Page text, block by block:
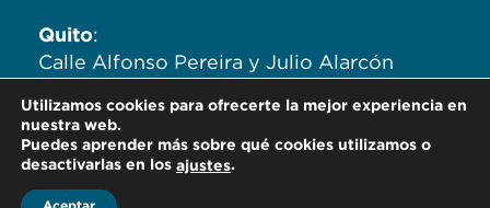
Quito:
Calle Alfonso Pereira y Julio Alarcón
704,705,706.
Utilizamos cookies para ofrecerte la mejor experiencia en
nuestra web.
Puedes aprender más sobre qué cookies utilizamos o
desactivarlas en los ajustes.